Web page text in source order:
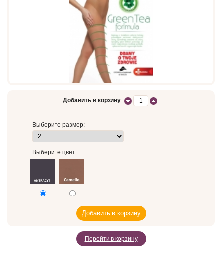
Добавить в корзину
Выберите размер:
Выберите цвет:
Перейти в корзину